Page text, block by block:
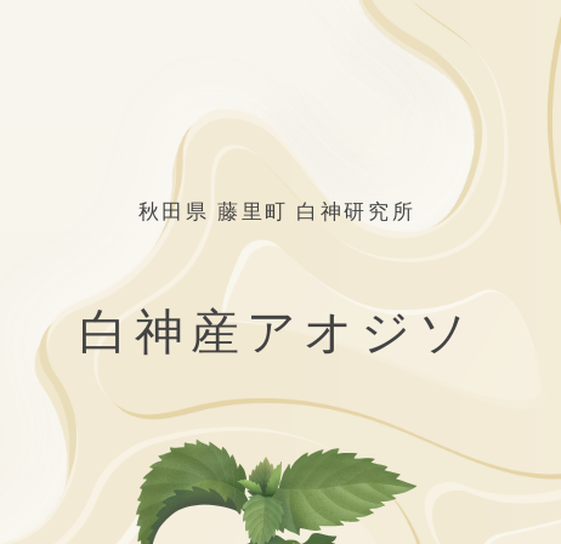
秋田県 藤里町 白神研究所
白神産アオジソ